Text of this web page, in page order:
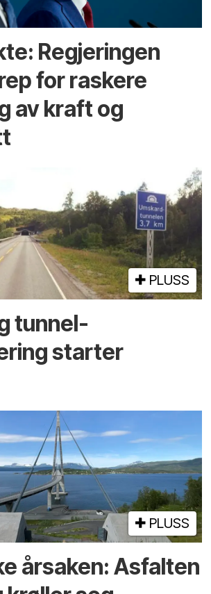
Regjeringen
for raskere
av kraft og
PLUSS
tunnel­
starter
PLUSS
årsaken: Asfalten